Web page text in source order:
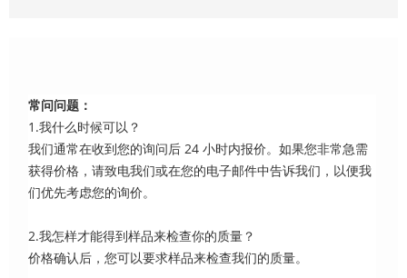
常问问题：
1.我什么时候可以？
我们通常在收到您的询问后 24 小时内报价。如果您非常急需
获得价格，请致电我们或在您的电子邮件中告诉我们，以便我
们优先考虑您的询价。
2.我怎样才能得到样品来检查你的质量？
价格确认后，您可以要求样品来检查我们的质量。